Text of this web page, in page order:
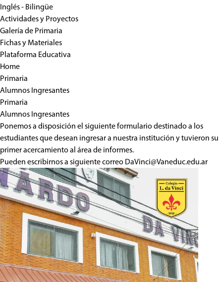
Inglés - Bilingüe
Actividades y Proyectos
Galería de Primaria
Fichas y Materiales
Plataforma Educativa
Home
Primaria
Alumnos Ingresantes
Primaria
Alumnos Ingresantes
Ponemos a disposición el siguiente formulario destinado a los
estudiantes que desean ingresar a nuestra institución y tuvieron su
primer acercamiento al área de informes.
Pueden escribirnos a siguiente correo DaVinci@Vaneduc.edu.ar